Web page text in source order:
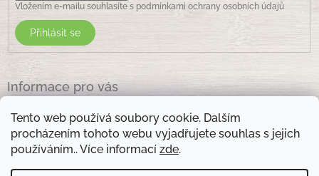
Tento web používá soubory cookie. Dalším
procházením tohoto webu vyjadřujete souhlas s jejich
používáním.. Více informací zde.
Vložením e-mailu souhlasíte s podmínkami ochrany osobních údajů
Přihlásit se
Informace pro vás
Obchodní podmínky
Podmínky ochrany osobních údajů
Kontakty